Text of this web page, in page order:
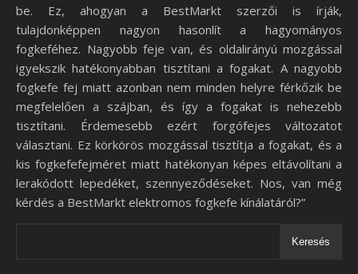
be. Ez, ahogyan a BestMarkt szerzői is írják,
tulajdonképpen nagyon hasonlít a hagyományos
fogkeféhez. Nagyobb feje van, és oldalirányú mozgással
igyekszik hatékonyabban tisztítani a fogakat. A nagyobb
fogkefe fej miatt azonban nem minden helyre férkőzik be
megfelelően a szájban, és így a fogakat is nehezebb
tisztítani. Érdemesebb ezért forgófejes változatot
választani. Ez körkörös mozgással tisztítja a fogakat, és a
kis fogkefefejméret miatt hatékonyan képes eltávolítani a
lerakódott lepedéket, szennyeződéseket. Nos, van még
kérdés a BestMarkt elektromos fogkefe kínálatáról?”
Keresés